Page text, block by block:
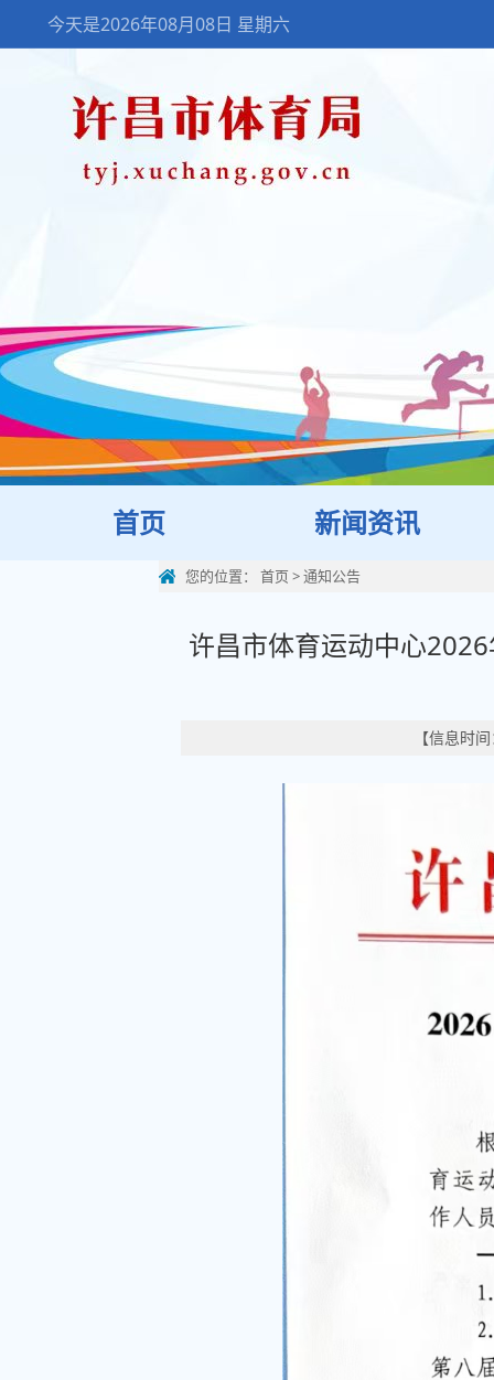
今天是2026年08月08日 星期六
首页 新闻资讯
您的位置： 首页 >通知公告
许昌市体育运动中心
【信息时